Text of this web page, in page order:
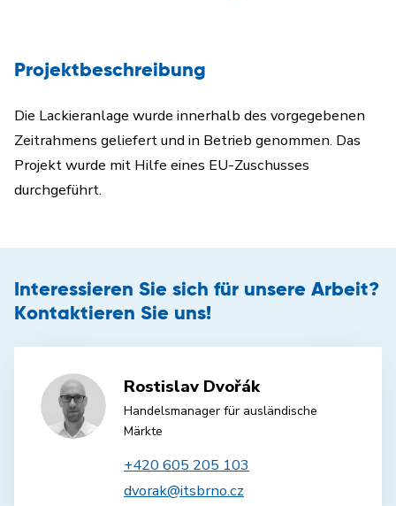
Projektbeschreibung
Die Lackieranlage wurde innerhalb des vorgegebenen
Zeitrahmens geliefert und in Betrieb genommen. Das
Projekt wurde mit Hilfe eines EU-Zuschusses
durchgeführt.
Interessieren Sie sich für unsere Arbeit?
Kontaktieren Sie uns!
Rostislav Dvořák
Handelsmanager für ausländische
Märkte
+420 605 205 103
dvorak@itsbrno.cz